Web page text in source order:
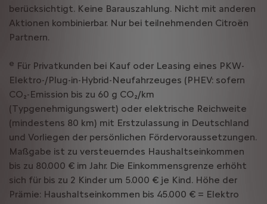
berücksichtigt. Keine Barauszahlung. Nicht mit anderen
Aktionen kombinierbar. Nur bei teilnehmenden Citroën
Partnern.
e Für Privatkunden bei Kauf oder Leasing eines PKW-
Elektro-/Plug-in-Hybrid-Neufahrzeuges (PHEV: sofern
CO₂-Emission bis zu 60 g CO₂/km
(Typgenehmigungswert) oder elektrische Reichweite
(mindestens 80 km) mit Erstzulassung in Deutschland
und Vorliegen der persönlichen Fördervoraussetzungen.
Maßgabe ist zu versteuerndes Haushaltseinkommen
bis zu 80.000 € im Jahr. Die Einkommensgrenze erhöht
sich für bis zu 2 Kinder um 5.000 € je Kind. Höhe der
Prämie: Haushaltseinkommen bis 45.000 € = Elektro